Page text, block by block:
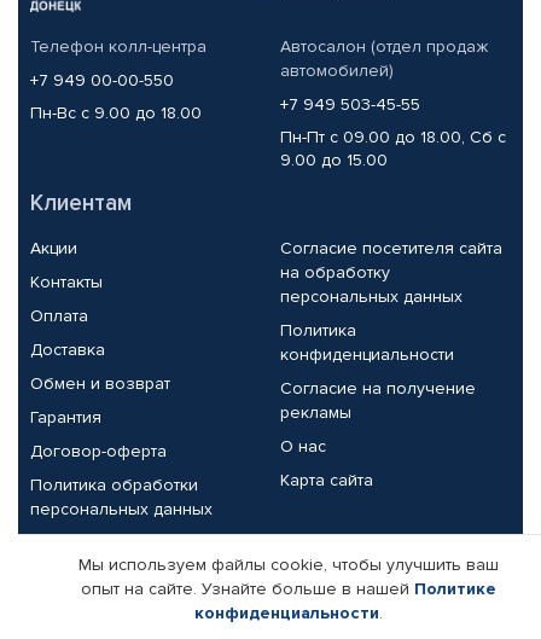
Телефон колл-центра
+7 949 00-00-550
Пн-Вс с 9.00 до 18.00
Автосалон (отдел продаж
автомобилей)
+7 949 503-45-55
Пн-Пт с 09.00 до 18.00, Сб с
9.00 до 15.00
Клиентам
Акции
Контакты
Оплата
Доставка
Обмен и возврат
Гарантия
Договор-оферта
Политика обработки
персональных данных
Согласие посетителя сайта
на обработку
персональных данных
Политика
конфиденциальности
Согласие на получение
рекламы
О нас
Карта сайта
Партнерам
Корпоративным клиентам
Реквизиты компании
Мы используем файлы cookie, чтобы улучшить ваш
опыт на сайте. Узнайте больше в нашей Политике
конфиденциальности.